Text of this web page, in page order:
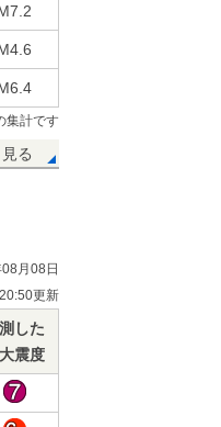
集計です
る
月08日
更新
した
震度